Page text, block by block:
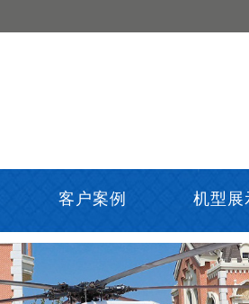
客户案例 机型展